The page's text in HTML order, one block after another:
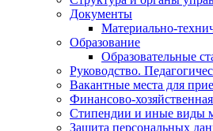
Документы
Материально-
Образование
Образовательные
Руководство.
Вакантные места для
Финансово-
Стипендии и иные виды
Защита персональных